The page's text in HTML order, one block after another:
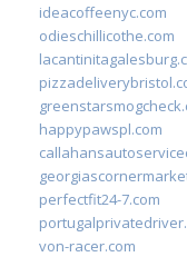
ideacoffeenyc.com
odieschillicothe.com
happypawspl.com
perfectfit24-7.com
von-racer.com